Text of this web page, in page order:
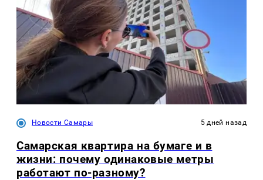
Новости Самары 5 дней назад
Самарская квартира на бумаге и в
жизни: почему одинаковые метры
работают по-разному?